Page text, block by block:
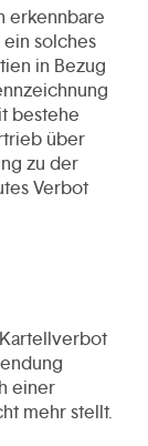
erkennbare
solches
in Bezug
bestehe
über
zu der
Verbot
Kartellverbot
einer
mehr stellt.